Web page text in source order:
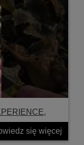
się więcej